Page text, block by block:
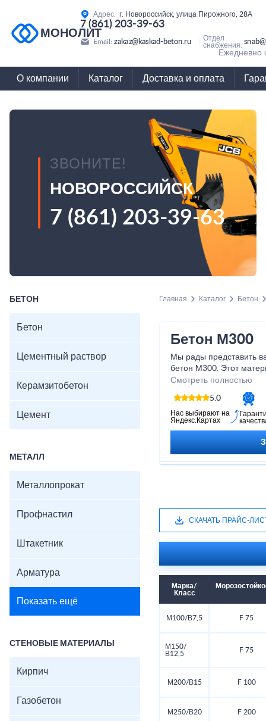
МОНОЛИТ
Адрес: г. Новороссийск, улица Пирожного, 28А
7 (861) 203-39-63
Email: zakaz@kaskad-beton.ru
Отдел
снабжения:
Ежедневно
О компании Каталог Доставка и оплата
ЗВОНИТЕ!
НОВОРОССИЙСК
7 (861) 203-39-63
БЕТОН
Бетон
Цементный раствор
Керамзитобетон
Цемент
МЕТАЛЛ
Металлопрокат
Профнастил
Штакетник
Арматура
Показать ещё
СТЕНОВЫЕ МАТЕРИАЛЫ
Кирпич
Газобетон
Главная Каталог Бетон
Бетон М300
Мы рады представить
бетон М300. Этот
выбором для
конструкций. Мы
надежным партнером
поможет вам достичь
и мы с удовольствием
Смотреть полностью
5.0
Нас выбирают на
Яндекс.Картах
СКАЧАТЬ ПРАЙС-
Марка/
Класс
М100/В7,5 F 75
М150/
В12,5
F 75
М200/В15 F 100
М250/В20 F 200